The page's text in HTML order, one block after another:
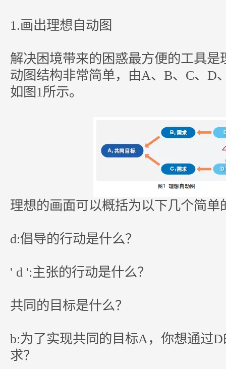
1.画出理想自动图
解决困境带来的困惑最方便的工具是
动图结构非常简单，由A、B、C、D
如图1所示。
理想的画面可以概括为以下几个简单
d:倡导的行动是什么？
' d ':主张的行动是什么？
共同的目标是什么？
b:为了实现共同的目标A，你想通过
求？